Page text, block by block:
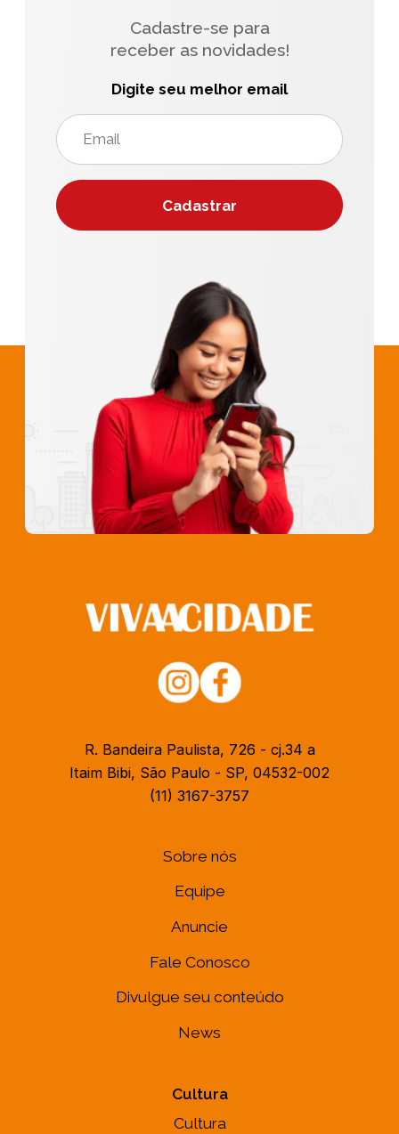
Cadastre-se para
receber as novidades!
Digite seu melhor email
R. Bandeira Paulista, 726 - cj.34 a
Itaim Bibi, São Paulo - SP, 04532-002
(11) 3167-3757
Sobre nós
Equipe
Anuncie
Fale Conosco
Divulgue seu conteúdo
News
Cultura
Cultura